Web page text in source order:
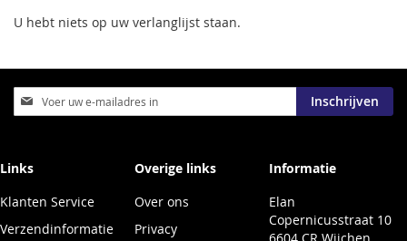
U hebt niets op uw verlanglijst staan.
Abonneer
u
nieuwsbrief
Inschrijven
Links
Klanten Service
Verzendinformatie
Overige links
Over ons
Privacy
Informatie
Elan
Copernicusstraat 10